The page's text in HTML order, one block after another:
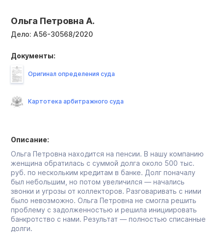
Ольга Петровна А.
Дело: А56-30568/2020
Описание:
Ольга Петровна находится на пенсии. В нашу компанию
женщина обратилась с суммой долга около 500 тыс.
руб. по нескольким кредитам в банке. Долг поначалу
был небольшим, но потом увеличился — начались
звонки и угрозы от коллекторов. Разговаривать с ними
было невозможно. Ольга Петровна не смогла решить
проблему с задолженностью и решила инициировать
банкротство с нами. Результат — полностью списанные
долги.
Документы:
Оригинал определения суда
Картотека арбитражного суда